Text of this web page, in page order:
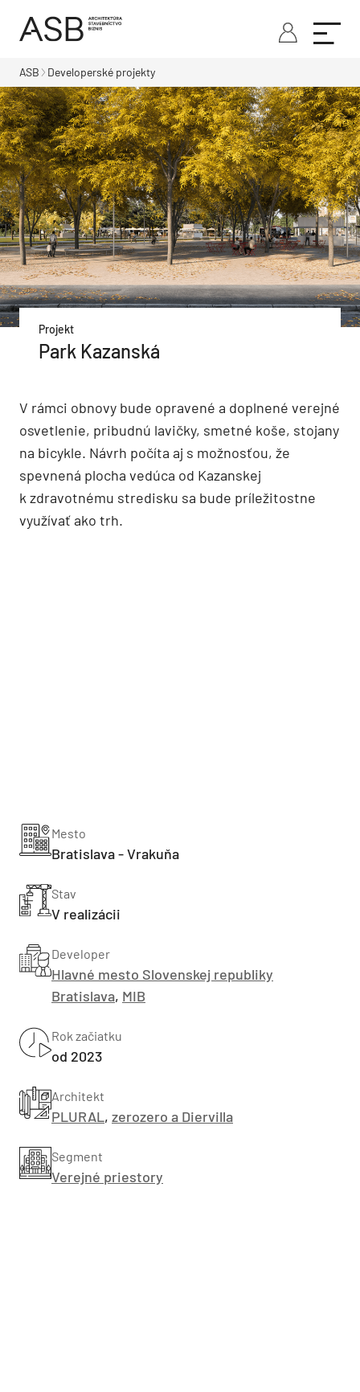
ASB Developerské projekty
Projekt
Park Kazanská
V rámci obnovy bude opravené a doplnené verejné
osvetlenie, pribudnú lavičky, smetné koše, stojany
na bicykle. Návrh počíta aj s možnosťou, že
spevnená plocha vedúca od Kazanskej
k zdravotnému stredisku sa bude príležitostne
využívať ako trh.
Mesto
Bratislava - Vrakuňa
Stav
V realizácii
Developer
Hlavné mesto Slovenskej republiky
Bratislava, MIB
Rok začiatku
od 2023
Architekt
PLURAL, zerozero a Diervilla
Segment
Verejné priestory